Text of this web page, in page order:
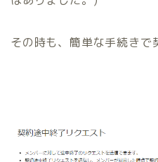
その時も、簡単な手続きで